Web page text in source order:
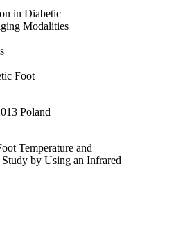
in Diabetic
Modalities
Foot
Poland
Temperature and
by Using an Infrared